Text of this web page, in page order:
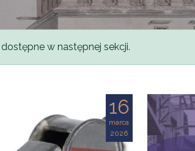
w następnej sekcji.
16
marca
2026